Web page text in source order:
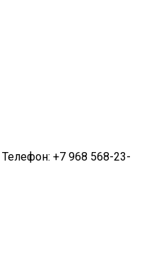
Телефон: +7 968 568-23-